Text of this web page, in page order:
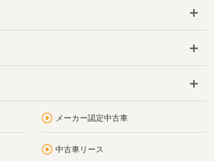
メーカー認定中古車
中古車リース